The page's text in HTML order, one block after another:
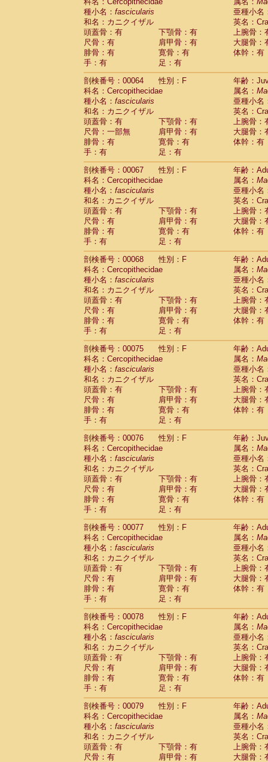
種小名： fascicularis
亜種小名
和名：カニクイザル
英名：
頭蓋骨：有
下顎骨：有
上腕骨：
尺骨：有
肩甲骨：有
大腿骨：
腓骨：有
寛骨：有
体幹：有
手：有
足：有
剖検番号：00064
性別：F
年齢：
科名：Cercopithecidae
属名：
種小名： fascicularis
亜種小名
和名：カニクイザル
英名：
頭蓋骨：有
下顎骨：有
上腕骨：
尺骨：一部無
肩甲骨：有
大腿骨：
腓骨：有
寛骨：有
体幹：有
手：有
足：有
剖検番号：00067
性別：F
年齢：
科名：Cercopithecidae
属名：
種小名： fascicularis
亜種小名
和名：カニクイザル
英名：
頭蓋骨：有
下顎骨：有
上腕骨：
尺骨：有
肩甲骨：有
大腿骨：
腓骨：有
寛骨：有
体幹：有
手：有
足：有
剖検番号：00068
性別：F
年齢：
科名：Cercopithecidae
属名：
種小名： fascicularis
亜種小名
和名：カニクイザル
英名：
頭蓋骨：有
下顎骨：有
上腕骨：
尺骨：有
肩甲骨：有
大腿骨：
腓骨：有
寛骨：有
体幹：有
手：有
足：有
剖検番号：00075
性別：F
年齢：
科名：Cercopithecidae
属名：
種小名： fascicularis
亜種小名
和名：カニクイザル
英名：
頭蓋骨：有
下顎骨：有
上腕骨：
尺骨：有
肩甲骨：有
大腿骨：
腓骨：有
寛骨：有
体幹：有
手：有
足：有
剖検番号：00076
性別：F
年齢：
科名：Cercopithecidae
属名：
種小名： fascicularis
亜種小名
和名：カニクイザル
英名：
頭蓋骨：有
下顎骨：有
上腕骨：
尺骨：有
肩甲骨：有
大腿骨：
腓骨：有
寛骨：有
体幹：有
手：有
足：有
剖検番号：00077
性別：F
年齢：
科名：Cercopithecidae
属名：
種小名： fascicularis
亜種小名
和名：カニクイザル
英名：
頭蓋骨：有
下顎骨：有
上腕骨：
尺骨：有
肩甲骨：有
大腿骨：
腓骨：有
寛骨：有
体幹：有
手：有
足：有
剖検番号：00078
性別：F
年齢：
科名：Cercopithecidae
属名：
種小名： fascicularis
亜種小名
和名：カニクイザル
英名：
頭蓋骨：有
下顎骨：有
上腕骨：
尺骨：有
肩甲骨：有
大腿骨：
腓骨：有
寛骨：有
体幹：有
手：有
足：有
剖検番号：00079
性別：F
年齢：
科名：Cercopithecidae
属名：
種小名： fascicularis
亜種小名
和名：カニクイザル
英名：
頭蓋骨：有
下顎骨：有
上腕骨：
尺骨：有
肩甲骨：有
大腿骨：